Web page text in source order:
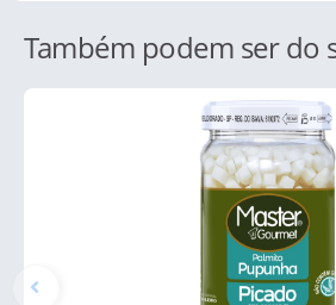
Também podem ser do